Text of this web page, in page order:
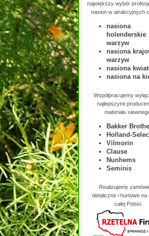
największy wybór
nasion w atrakcyjnych
nasiona
holenderskie
warzyw
nasiona
warzyw
nasiona
nasiona na
Współpracujemy
najlepszymi
materiału
Bakker
Holland-
Vilmorin
Clause
Nunhems
Seminis
Realizujemy
detaliczne i hurtowe na
całej Polski.